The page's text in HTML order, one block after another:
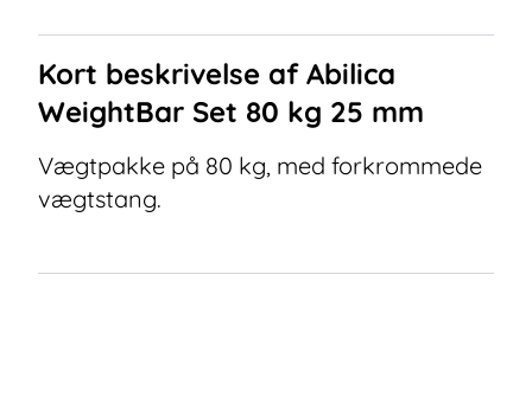
Kort beskrivelse af Abilica
WeightBar Set 80 kg 25 mm
Vægtpakke på 80 kg, med forkrommede
vægtstang.